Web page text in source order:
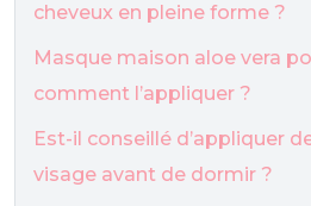
cheveux en pleine forme ?
Masque maison aloe vera
comment l’appliquer ?
Est-il conseillé d’appliquer
visage avant de dormir ?